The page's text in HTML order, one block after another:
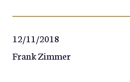
12/11/2018
Frank Zimmer